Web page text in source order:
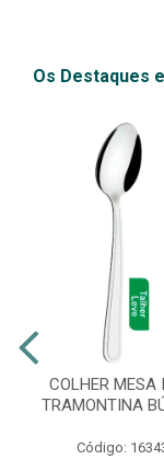
Os Destaques
COLHER MESA
TRAMONTINA
Código: